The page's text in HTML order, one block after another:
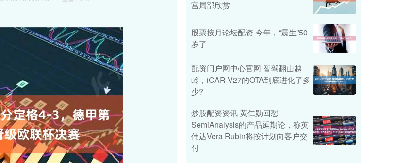
宫局部欣赏
股票按月论坛配资 今年，“震生”50
岁了
配资门户网中心官网 智驾翻山越
岭，iCAR V27的OTA到底进化了多
少?
炒股配资资讯 黄仁勋回怼
SemiAnalysis的产品延期论，称英
伟达Vera Rubin将按计划向客户交
付